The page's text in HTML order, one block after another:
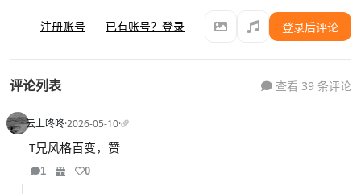
注册账号 已有账号？登录 登录后评论
评论列表 查看 39 条评论
云上咚咚·2026-05-10·
T兄风格百变，赞
1 0